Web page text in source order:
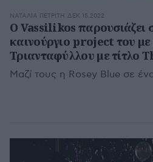
ΝΑΤΑΛΊΑ ΠΕΤΡΊΤΗ ΔΕΚ 15,2022
Ο Vassilikos παρουσιάζει
καινούργιο project του με
Τριανταφύλλου με τίτλο
Μαζί τους η Rosey Blue σε